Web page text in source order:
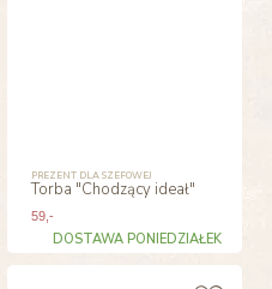
PREZENT DLA SZEFOWEJ
Torba "Chodzący ideał"
59 ,-
DOSTAWA PONIEDZIAŁEK